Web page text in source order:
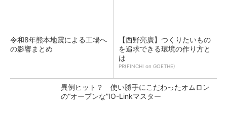
令和8年熊本地震による工場へ
の影響まとめ
【西野亮廣】つくりたいもの
を追求できる環境の作り方と
は
PR(FINCHI on GOETHE)
異例ヒット？ 使い勝手にこだわったオムロン
の“オープンな”IO-Linkマスター